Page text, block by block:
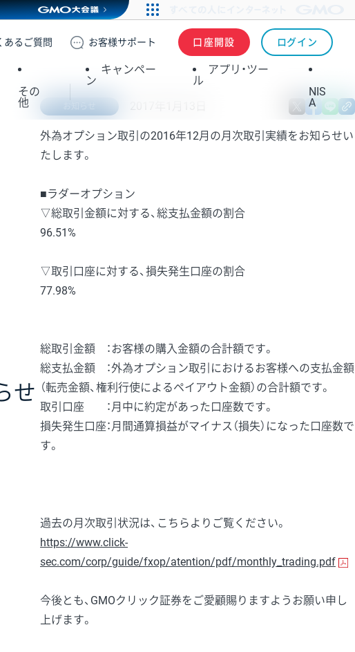
券
ある ご質問 お客様サポート 口座開設 ログイン
その
他
キャンペー
ン
アプリ・ツー
ル
NIS
A
せ
X
外為オプション取引の2016年12月の月次取引実績をお知らせい
たします。
■ラダーオプション
▽総取引金額に対する、総支払金額の割合
96.51%
▽取引口座に対する、損失発生口座の割合
77.98%
総取引金額 ：お客様の購入金額の合計額です。
総支払金額 ：外為オプション取引におけるお客様への支払金額
（転売金額、権利行使によるペイアウト金額）の合計額です。
取引口座 ：月中に約定があった口座数です。
損失発生口座：月間通算損益がマイナス（損失）になった口座数で
す。
過去の月次取引状況は、こちらよりご覧ください。
https://www.click-
sec.com/corp/guide/fxop/atention/pdf/monthly_trading.pdf
今後とも、GMOクリック証券をご愛顧賜りますようお願い申し
上げます。